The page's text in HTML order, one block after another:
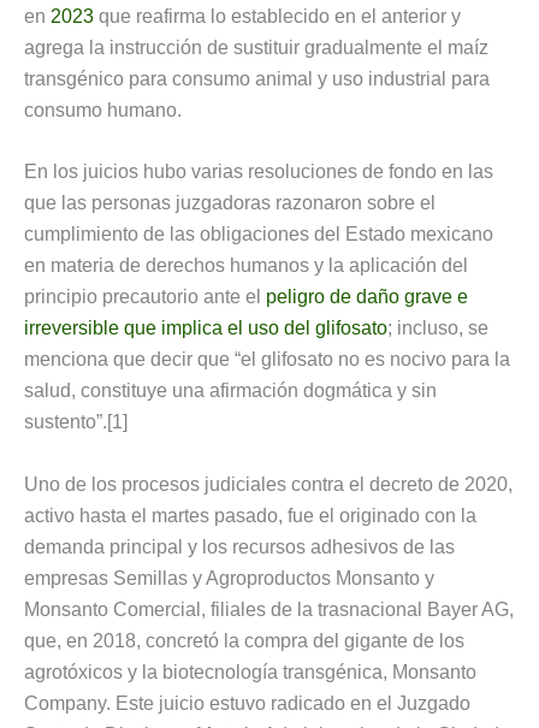
en 2023 que reafirma lo establecido en el anterior y
agrega la instrucción de sustituir gradualmente el maíz
transgénico para consumo animal y uso industrial para
consumo humano.
En los juicios hubo varias resoluciones de fondo en las
que las personas juzgadoras razonaron sobre el
cumplimiento de las obligaciones del Estado mexicano
en materia de derechos humanos y la aplicación del
principio precautorio ante el peligro de daño grave e
irreversible que implica el uso del glifosato; incluso, se
menciona que decir que “el glifosato no es nocivo para la
salud, constituye una afirmación dogmática y sin
sustento”.[1]
Uno de los procesos judiciales contra el decreto de 2020,
activo hasta el martes pasado, fue el originado con la
demanda principal y los recursos adhesivos de las
empresas Semillas y Agroproductos Monsanto y
Monsanto Comercial, filiales de la trasnacional Bayer AG,
que, en 2018, concretó la compra del gigante de los
agrotóxicos y la biotecnología transgénica, Monsanto
Company. Este juicio estuvo radicado en el Juzgado